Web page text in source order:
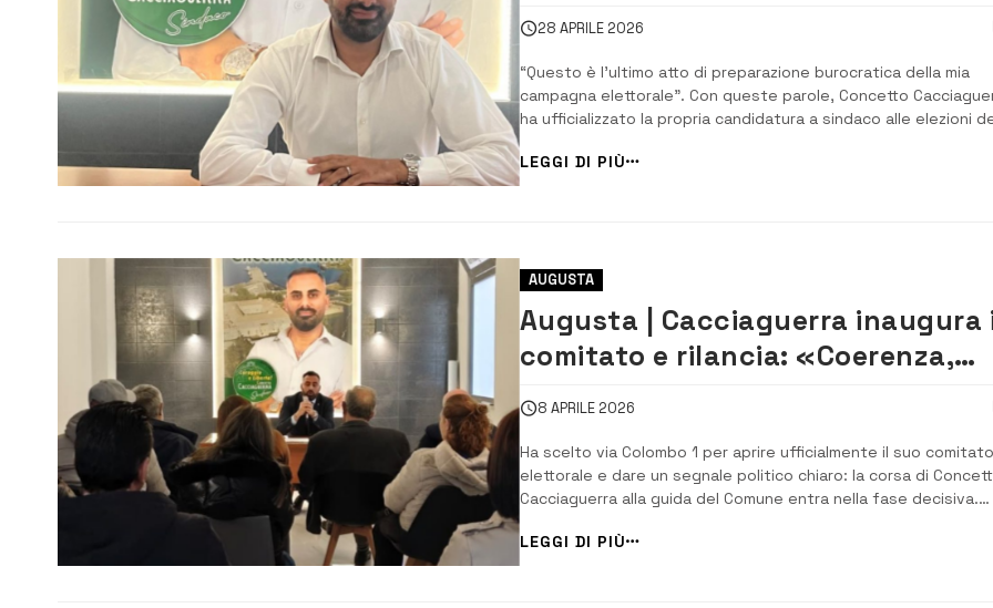
sistema, ma voce dei cittadini”
28 APRILE 2026
“Questo è l’ultimo atto di preparazione burocratica della mia
campagna elettorale”. Con queste parole, Concetto
ha ufficializzato la propria candidatura a sindaco alle elezioni
24 e 25 maggio, presentando la documentazione della lista
Coraggio e Libertà. Una corsa che lo stesso candidato
“anomala, poco democra...
LEGGI DI PIÙ
AUGUSTA
Augusta | Cacciaguerra inaugura
comitato e rilancia: «Coerenza,
libertà e un programma
8 APRILE 2026
Ha scelto via Colombo 1 per aprire ufficialmente il suo comitato
elettorale e dare un segnale politico chiaro: la corsa di
Cacciaguerra alla guida del Comune entra nella fase decisiva.
Un’inaugurazione che non è stata soltanto simbolica, ma anche
l’occasione per tracciare un bilancio del lavoro svolto e,
soprattutto, per mettere nero ...
LEGGI DI PIÙ